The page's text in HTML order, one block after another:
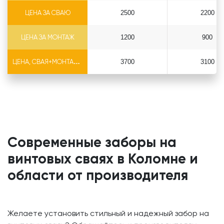
ЦЕНА ЗА СВАЮ
ЦЕНА ЗА МОНТАЖ
ЦЕНА, СВАЯ+МОНТАЖ (БЕЗ ОГОЛОВКА)
2500
1200
3700
2200
900
3100
Современные заборы на
винтовых сваях в Коломне и
области от производителя
Желаете установить стильный и надежный забор на